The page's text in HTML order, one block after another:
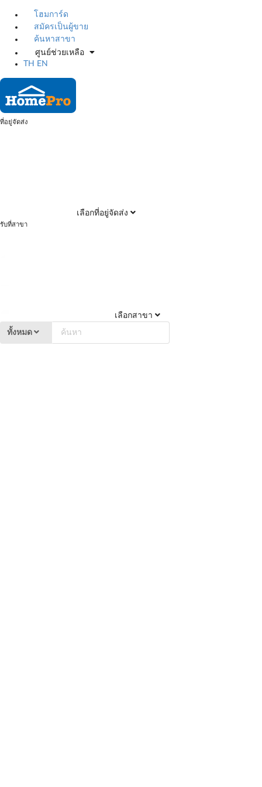
โฮมการ์ด
สมัครเป็นผู้ขาย
ค้นหาสาขา
ศูนย์ช่วยเหลือ
TH
EN
ที่อยู่จัดส่ง
เลือกที่อยู่จัดส่ง
รับที่สาขา
เลือกสาขา
ทั้งหมด